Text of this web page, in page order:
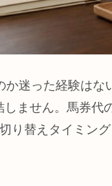
迷った経験はな
ません。馬券代
り替えタイミン